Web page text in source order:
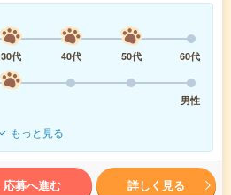
30代 40代 50代
60代
男性
もっと見る
応募へ進む 詳しく見る